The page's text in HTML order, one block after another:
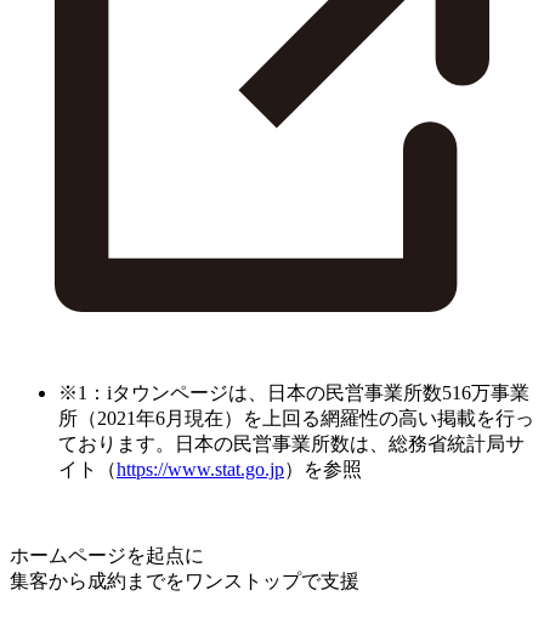
※1：iタウンページは、日本の民営事業所数516万事業
所（2021年6月現在）を上回る網羅性の高い掲載を行っ
ております。日本の民営事業所数は、総務省統計局サ
イト（https://www.stat.go.jp）を参照
ホームページを起点に
集客から成約までをワンストップで支援